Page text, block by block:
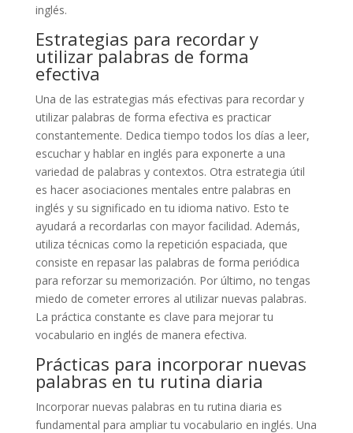
inglés.
Estrategias para recordar y
utilizar palabras de forma
efectiva
Una de las estrategias más efectivas para recordar y
utilizar palabras de forma efectiva es practicar
constantemente. Dedica tiempo todos los días a leer,
escuchar y hablar en inglés para exponerte a una
variedad de palabras y contextos. Otra estrategia útil
es hacer asociaciones mentales entre palabras en
inglés y su significado en tu idioma nativo. Esto te
ayudará a recordarlas con mayor facilidad. Además,
utiliza técnicas como la repetición espaciada, que
consiste en repasar las palabras de forma periódica
para reforzar su memorización. Por último, no tengas
miedo de cometer errores al utilizar nuevas palabras.
La práctica constante es clave para mejorar tu
vocabulario en inglés de manera efectiva.
Prácticas para incorporar nuevas
palabras en tu rutina diaria
Incorporar nuevas palabras en tu rutina diaria es
fundamental para ampliar tu vocabulario en inglés. Una